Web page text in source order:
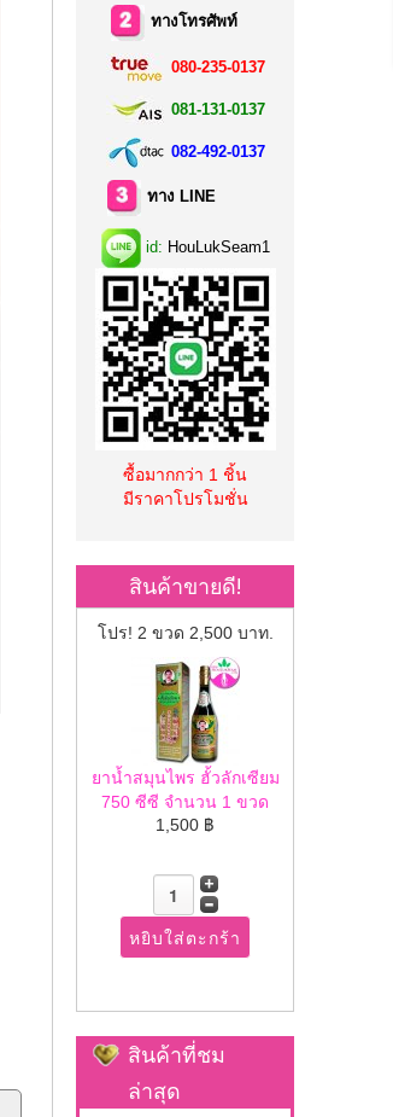
ทางโทรศัพท์
080-235-0137
081-131-0137
082-492-0137
ทาง LINE
id: HouLukSeam1
ซื้อมากกว่า 1 ชิ้น
มีราคาโปรโมชั่น
สินค้าขายดี!
โปร! 2 ขวด 2,500 บาท.
ยาน้ำสมุนไพร ฮั้วลักเซียม
750 ซีซี จำนวน 1 ขวด
1,500 ฿
สินค้าที่ชม
ล่าสุด